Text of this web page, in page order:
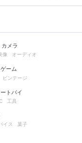
カメラ
像 オーディオ
ーム
ビンテージ
トバイ
工具
イス 菓子